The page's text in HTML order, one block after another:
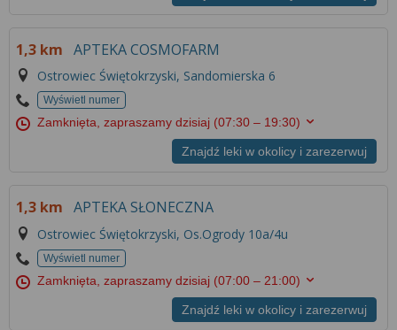
1,3 km APTEKA COSMOFARM
Ostrowiec Świętokrzyski, Sandomierska 6
Wyświetl numer
Zamknięta, zapraszamy dzisiaj (07:30 – 19:30)
Znajdź leki w okolicy i zarezerwuj
1,3 km APTEKA SŁONECZNA
Ostrowiec Świętokrzyski, Os.Ogrody 10a/4u
Wyświetl numer
Zamknięta, zapraszamy dzisiaj (07:00 – 21:00)
Znajdź leki w okolicy i zarezerwuj